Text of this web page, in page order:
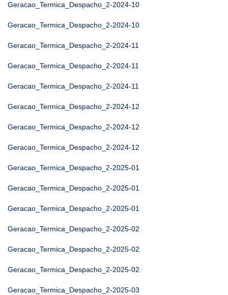
Geracao_Termica_Despacho_2-2024-10
Geracao_Termica_Despacho_2-2024-10
Geracao_Termica_Despacho_2-2024-11
Geracao_Termica_Despacho_2-2024-11
Geracao_Termica_Despacho_2-2024-11
Geracao_Termica_Despacho_2-2024-12
Geracao_Termica_Despacho_2-2024-12
Geracao_Termica_Despacho_2-2024-12
Geracao_Termica_Despacho_2-2025-01
Geracao_Termica_Despacho_2-2025-01
Geracao_Termica_Despacho_2-2025-01
Geracao_Termica_Despacho_2-2025-02
Geracao_Termica_Despacho_2-2025-02
Geracao_Termica_Despacho_2-2025-02
Geracao_Termica_Despacho_2-2025-03